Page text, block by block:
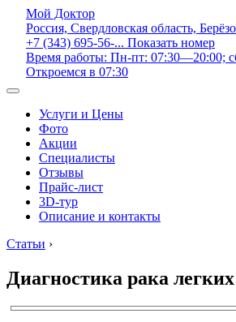
Мой Доктор
Россия, Свердловская область,
+7 (343) 695-56-... Показать номер
Время работы: Пн-пт: 07:30—20:00;
Откроемся в 07:30
Услуги и Цены
Фото
Акции
Специалисты
Отзывы
Прайс-лист
3D-тур
Описание и контакты
Статьи ›
Диагностика рака легких